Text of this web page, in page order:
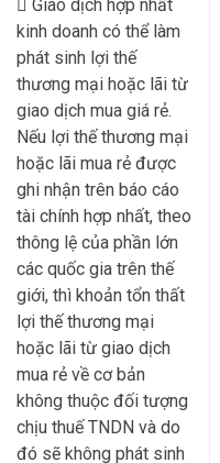
Giao dịch hợp nhất
kinh doanh có thể làm
phát sinh lợi thế
thương mại hoặc lãi từ
giao dịch mua giá rẻ.
Nếu lợi thế thương mại
hoặc lãi mua rẻ được
ghi nhận trên báo cáo
tài chính hợp nhất, theo
thông lệ của phần lớn
các quốc gia trên thế
giới, thì khoản tổn thất
lợi thế thương mại
hoặc lãi từ giao dịch
mua rẻ về cơ bản
không thuộc đối tượng
chịu thuế TNDN và do
đó sẽ không phát sinh